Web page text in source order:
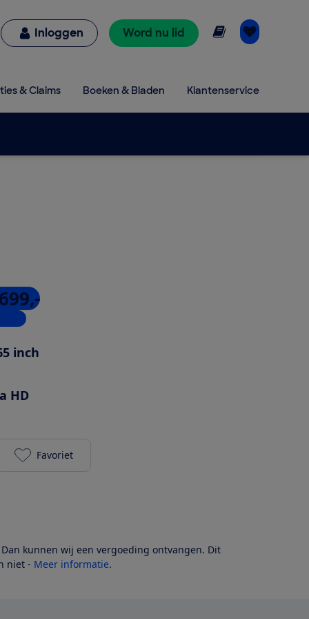
Inloggen Word nu lid Online lezen
& Claims Boeken & Bladen Klantenservice
inch
HD
Philips 65PML9008/12 toevoegen aan je favorieten
Favoriet
kunnen wij een vergoeding ontvangen. Dit
niet - Meer informatie.